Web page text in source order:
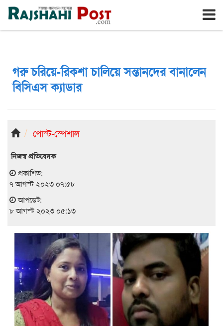
রাজশাহী শনিবার, ৮ই আগস্ট ২০২৬, ২৪শে শ্রাবণ ১৪৩৩
গরু চরিয়ে-রিকশা চালিয়ে সন্তানদের বানালেন
বিসিএস ক্যাডার
পোস্ট-স্পেশাল
নিজস্ব প্রতিবেদক
প্রকাশিত:
৭ আগস্ট ২০২৩ ০৭:৫৮
আপডেট:
৮ আগস্ট ২০২৩ ০৫:১৩